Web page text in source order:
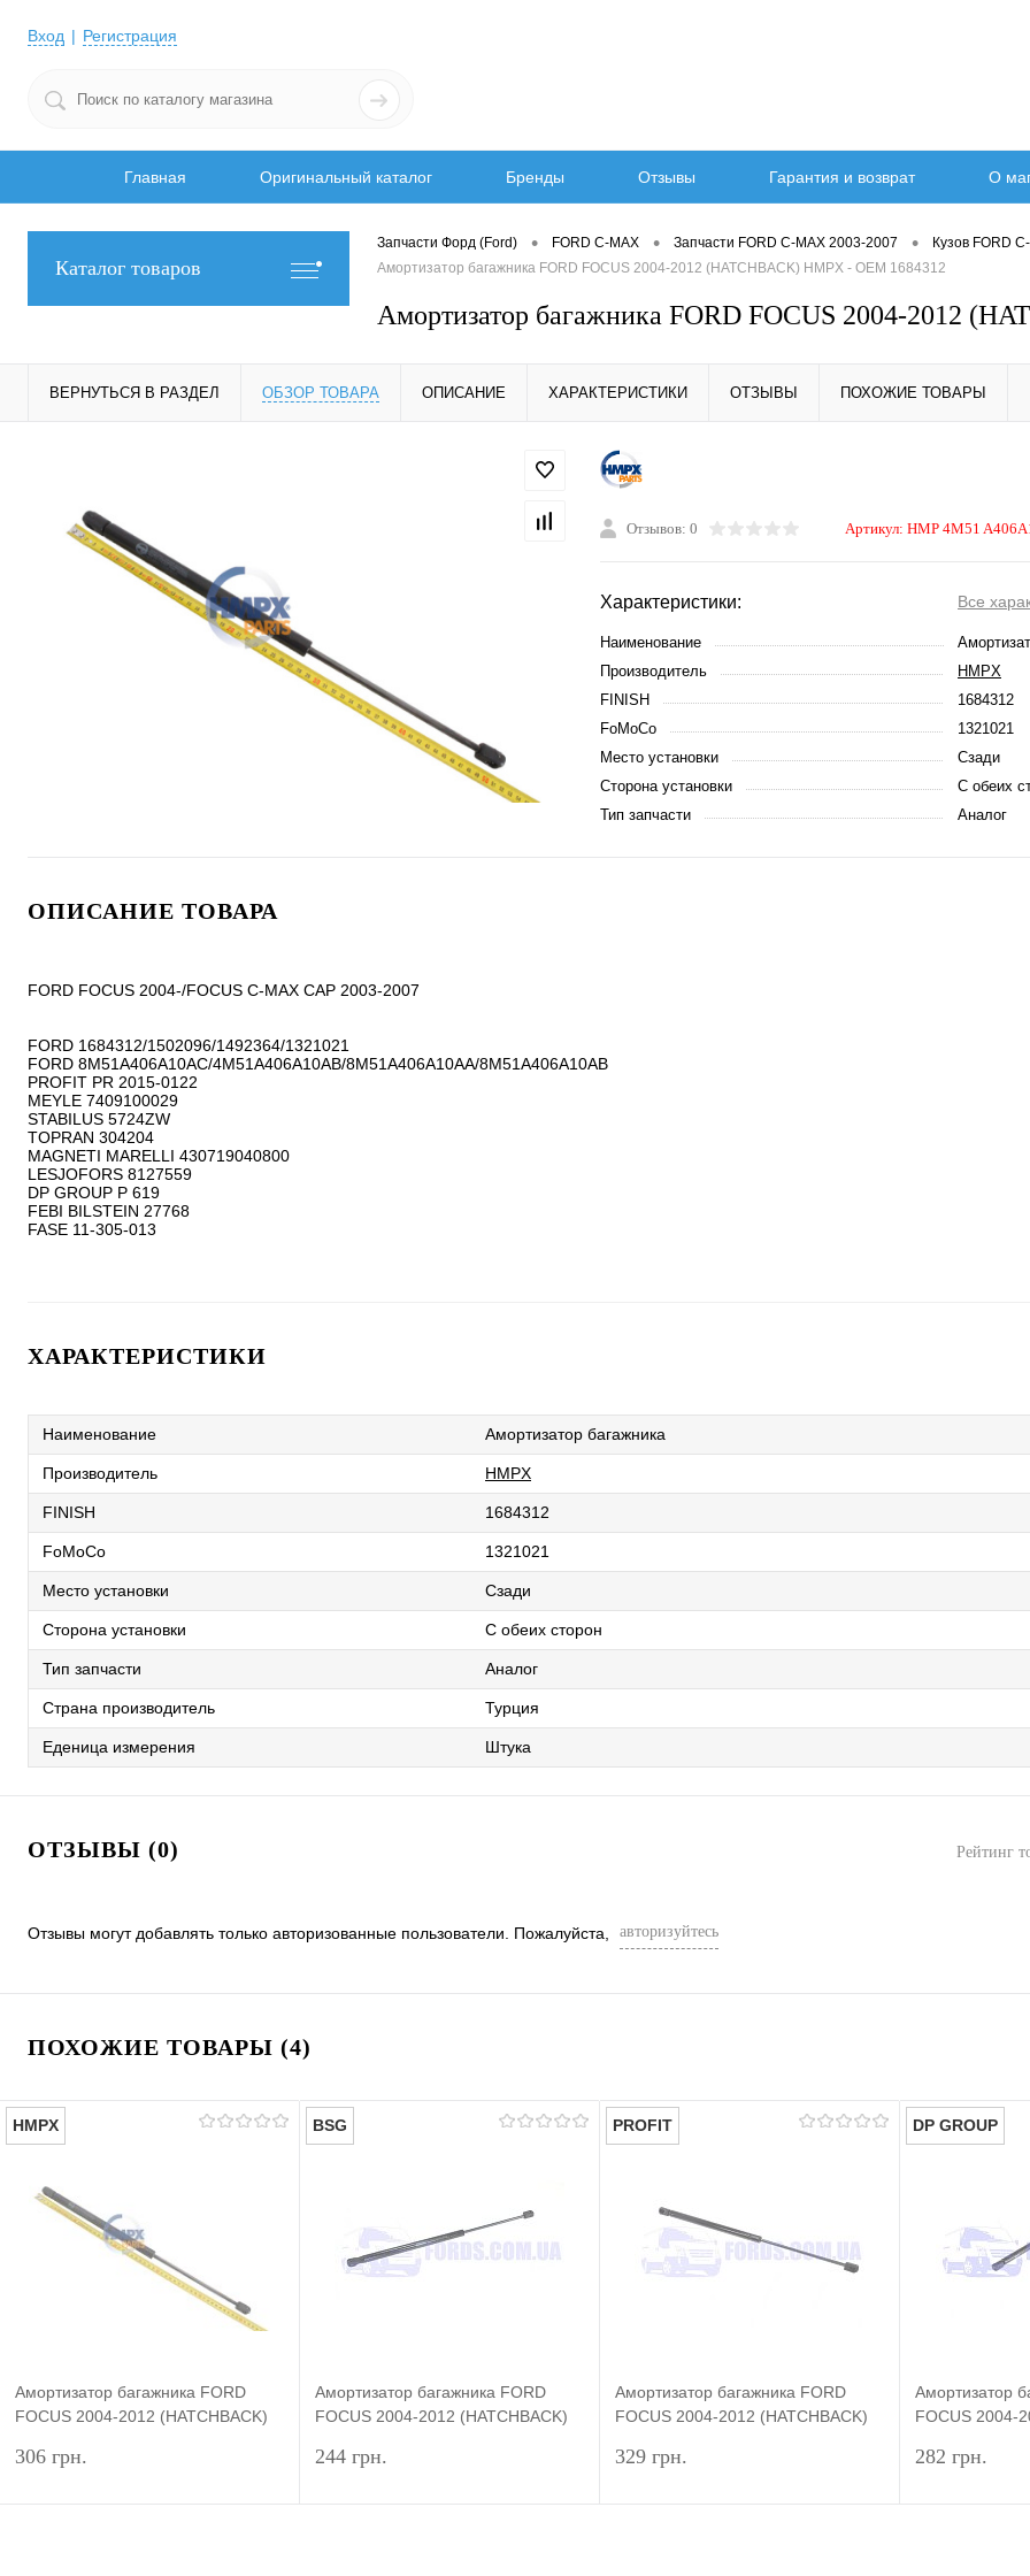
Вход Регистрация
Главная Оригинальный каталог Бренды Отзывы Гарантия и возврат О
Каталог товаров
Запчасти Форд (Ford) • FORD C-MAX • Запчасти FORD C-MAX 2003-2007 • Кузов FORD
Амортизатор багажника FORD FOCUS 2004-2012 (HATCHBACK) HMPX - OEM 1684312
Амортизатор багажника FORD FOCUS 2004-2012
ВЕРНУТЬСЯ В РАЗДЕЛ ОБЗОР ТОВАРА ОПИСАНИЕ ХАРАКТЕРИСТИКИ ОТЗЫВЫ ПОХОЖИЕ ТОВАРЫ
Отзывов: 0 Артикул: HMP 4M51
Характеристики: Все
Наименование
Производитель
HMPX
FINISH
1684312
FoMoCo
1321021
Место установки
Сзади
Сторона установки
С обеих
Тип запчасти
Аналог
ОПИСАНИЕ ТОВАРА
FORD FOCUS 2004-/FOCUS C-MAX CAP 2003-2007
FORD 1684312/1502096/1492364/1321021
FORD 8M51A406A10AC/4M51A406A10AB/8M51A406A10AA/8M51A406A10AB
PROFIT PR 2015-0122
MEYLE 7409100029
STABILUS 5724ZW
TOPRAN 304204
MAGNETI MARELLI 430719040800
LESJOFORS 8127559
DP GROUP P 619
FEBI BILSTEIN 27768
ХАРАКТЕРИСТИКИ
Наименование Амортизатор багажника
Производитель HMPX
FINISH 1684312
FoMoCo 1321021
Место установки Сзади
Сторона установки С обеих сторон
Тип запчасти Аналог
Страна производитель Турция
Еденица измерения Штука
ОТЗЫВЫ (0) Рейтинг
Отзывы могут добавлять только авторизованные пользователи. Пожалуйста, авторизуйтесь
ПОХОЖИЕ ТОВАРЫ (4)
HMPX
Амортизатор багажника FORD
FOCUS 2004-2012 (HATCHBACK)
306 грн.
BSG
Амортизатор багажника FORD
FOCUS 2004-2012 (HATCHBACK)
244 грн.
PROFIT
Амортизатор багажника FORD
FOCUS 2004-2012 (HATCHBACK)
329 грн.
DP GROUP
Амортизатор
FOCUS 2004-
282 грн.